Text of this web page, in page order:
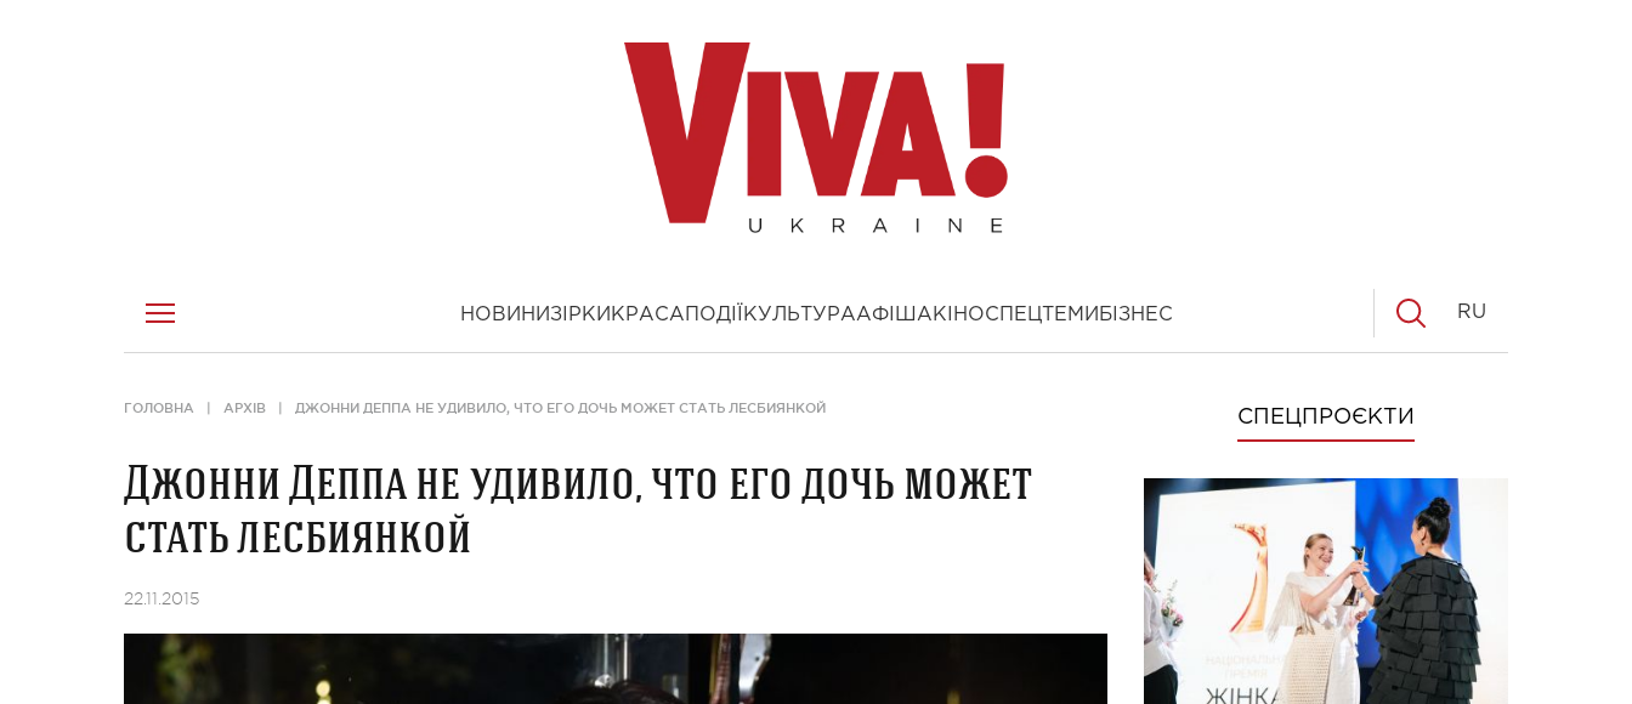
НОВИНИ ЗІРКИ КРАСА ПОДІЇ КУЛЬТУРААФІША КІНОСПЕЦТЕМИ БІЗНЕС RU
ГОЛОВНА АРХІВ ДЖОННИ ДЕППА НЕ УДИВИЛО, ЧТО ЕГО ДОЧЬ МОЖЕТ СТАТЬ ЛЕСБИЯНКОЙ
Джонни Деппа не удивило, что его дочь может
стать лесбиянкой
22.11.2015
СПЕЦПРОЄКТИ